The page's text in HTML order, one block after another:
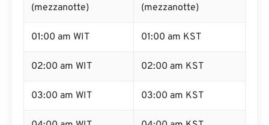
(mezzanotte)
(mezzanotte)
01:00 am WIT 01:00 am KST
02:00 am WIT 02:00 am KST
03:00 am WIT 03:00 am KST